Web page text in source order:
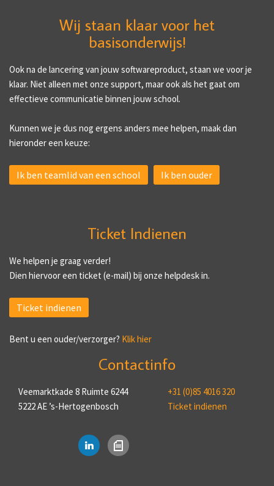
Wij staan klaar voor het
basisonderwijs!
Ook na de lancering van jouw softwareproduct, staan we voor je
klaar. Niet alleen met onze support, maar ook als het gaat om
effectieve communicatie binnen jouw school.
Kunnen we je dus nog ergens anders mee helpen, maak dan
hieronder een keuze:
Ik ben teamlid van een school Ik ben ouder
Ticket Indienen
We helpen je graag verder!
Dien hiervoor een ticket (e-mail) bij onze helpdesk in.
Ticket indienen
Bent u een ouder/verzorger? Klik hier
Contactinfo
Veemarktkade 8 Ruimte 6244
5222 AE ’s-Hertogenbosch
+31 (0)85 4016 320
Ticket indienen